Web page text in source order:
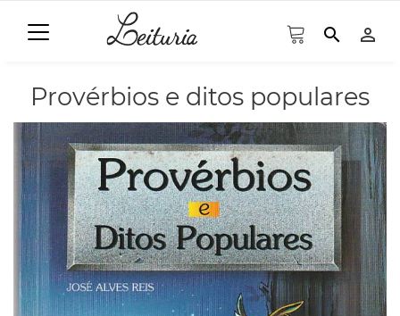
search person_outline
Provérbios e ditos populares